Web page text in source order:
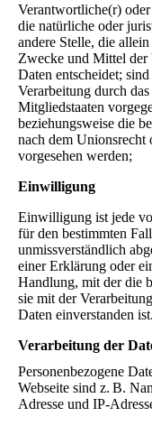
Verantwortliche(r)
die natürliche oder
andere Stelle, die
Zwecke und Mittel der
Daten entscheidet;
Verarbeitung durch
Mitgliedstaaten
beziehungsweise die
nach dem Unionsrecht
vorgesehen werden;
Einwilligung
Einwilligung ist jede
für den bestimmten
unmissverständlich
einer Erklärung oder
Handlung, mit der die
sie mit der
Daten einverstanden ist.
Verarbeitung der
Personenbezogene
Webseite sind z. B.
Adresse und IP-